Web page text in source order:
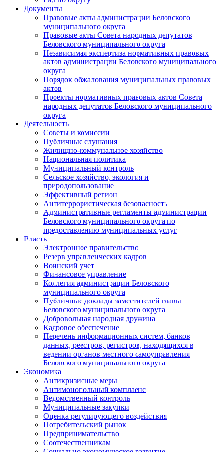
Документы
Правовые акты администрации Беловского
муниципального округа
Правовые акты Совета народных депутатов
Беловского муниципального округа
Независимая экспертиза нормативных правовых
актов администрации Беловского муниципального
округа
Порядок обжалования муниципальных правовых
актов
Проекты нормативных правовых актов Совета
народных депутатов Беловского муниципального
округа
Деятельность
Советы и комиссии
Публичные слушания
Жилищно-коммунальное хозяйство
Национальная политика
Муниципальный контроль
Сельское хозяйство, экология и
природопользование
Эффективный регион
Антитеррористическая безопасность
Административные регламенты администрации
Беловского муниципального округа по
предоставлению муниципальных услуг
Власть
Электронное правительство
Резерв управленческих кадров
Воинский учет
Финансовое управление
Коллегия администрации Беловского
муниципального округа
Публичные доклады заместителей главы
Беловского муниципального округа
Добровольная народная дружина
Кадровое обеспечение
Перечень информационных систем, банков
данных, реестров, регистров, находящихся в
ведении органов местного самоуправления
Беловского муниципального округа
Экономика
Антикризисные меры
Антимонопольный комплаенс
Ведомственный контроль
Муниципальные закупки
Оценка регулирующего воздействия
Потребительский рынок
Предпринимательство
Соотечественникам